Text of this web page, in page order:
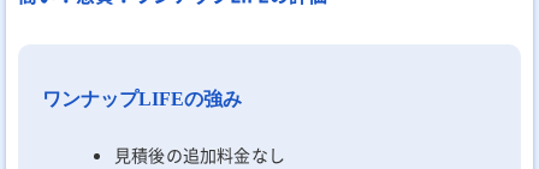
ワンナップLIFEの強み
見積後の追加料金なし